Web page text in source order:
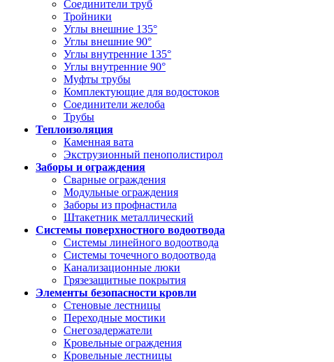
Соединители труб
Тройники
Углы внешние 135°
Углы внешние 90°
Углы внутренние 135°
Углы внутренние 90°
Муфты трубы
Комплектующие для водостоков
Соединители желоба
Трубы
Теплоизоляция
Каменная вата
Экструзионный пенополистирол
Заборы и ограждения
Сварные ограждения
Модульные ограждения
Заборы из профнастила
Штакетник металлический
Системы поверхностного водоотвода
Системы линейного водоотвода
Системы точечного водоотвода
Канализационные люки
Грязезащитные покрытия
Элементы безопасности кровли
Стеновые лестницы
Переходные мостики
Снегозадержатели
Кровельные ограждения
Кровельные лестницы